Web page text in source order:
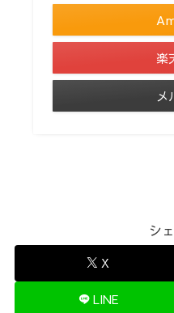
楽
メ
シ
X
LINE